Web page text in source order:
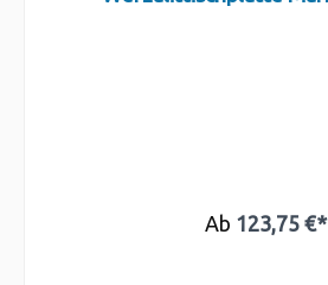
Ab 123,75 €*